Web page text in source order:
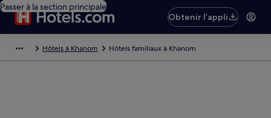
Passer à la section principale
Obtenir l’appli
Hôtels à Khanom Hôtels familiaux à Khanom